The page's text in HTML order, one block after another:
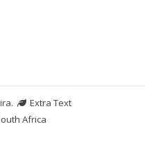
.
Extra Text
Africa